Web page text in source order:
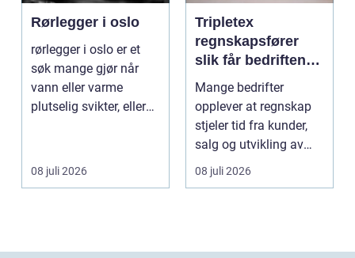
Rørlegger i oslo
rørlegger i oslo er et
søk mange gjør når
vann eller varme
plutselig svikter, eller
08 juli 2026
Tripletex
regnskapsfører
slik får bedriften
mer ut av
regnskapet
Mange bedrifter
opplever at regnskap
stjeler tid fra kunder,
salg og utvikling av
virksomheten. Samt...
08 juli 2026